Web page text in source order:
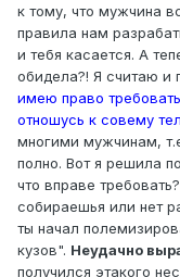
к тому, что мужчина
правила нам
и тебя касается. А
обидела?! Я считаю и
имею право
отношусь к совему
многими мужчинам,
полно. Вот я решила
что вправе
собираешья или нет
ты начал
кузов". Неудачно
получился этакого